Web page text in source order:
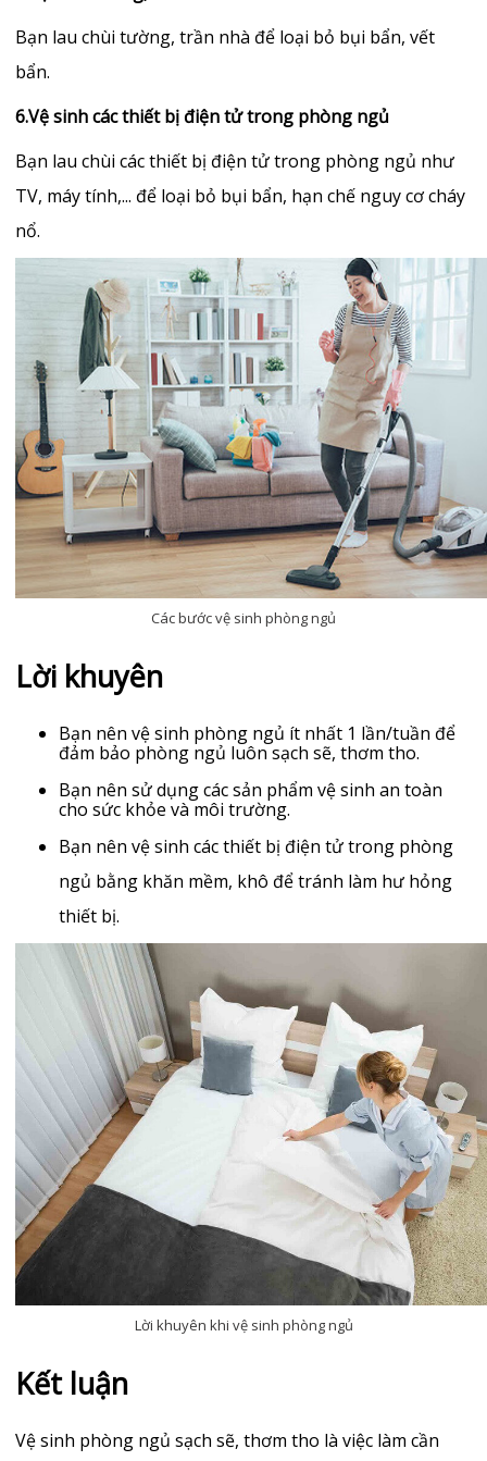
Bạn lau chùi tường, trần nhà để loại bỏ bụi bẩn, vết
bẩn.
6.Vệ sinh các thiết bị điện tử trong phòng ngủ
Bạn lau chùi các thiết bị điện tử trong phòng ngủ như
TV, máy tính,... để loại bỏ bụi bẩn, hạn chế nguy cơ cháy
nổ.
Các bước vệ sinh phòng ngủ
Lời khuyên
Bạn nên vệ sinh phòng ngủ ít nhất 1 lần/tuần để
đảm bảo phòng ngủ luôn sạch sẽ, thơm tho.
Bạn nên sử dụng các sản phẩm vệ sinh an toàn
cho sức khỏe và môi trường.
Bạn nên vệ sinh các thiết bị điện tử trong phòng
ngủ bằng khăn mềm, khô để tránh làm hư hỏng
thiết bị.
Lời khuyên khi vệ sinh phòng ngủ
Kết luận
Vệ sinh phòng ngủ sạch sẽ, thơm tho là việc làm cần